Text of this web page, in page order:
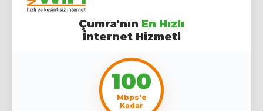
Çumra'nın En Hızlı
İnternet Hizmeti
100
Mbps'e
Kadar